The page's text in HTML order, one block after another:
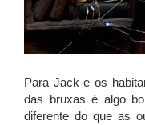
Para Jack e os
das bruxas é algo
diferente do que as